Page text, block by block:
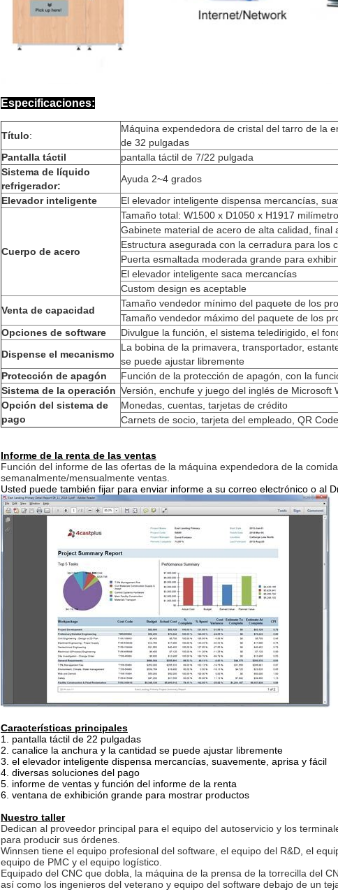
Especificaciones:
Título:
Máquina expendedora de cristal del tarro de la
de 32 pulgadas
Pantalla táctil
pantalla táctil de 7/22 pulgada
Sistema de líquido
refrigerador:
Ayuda 2~4 grados
Elevador inteligente
El elevador inteligente dispensa mercancías,
Cuerpo de acero
Tamaño total: W1500 x D1050 x H1917 milímetro
Gabinete material de acero de alta calidad,
Estructura asegurada con la cerradura para los
Puerta esmaltada moderada grande para
El elevador inteligente saca mercancías
Custom design es aceptable
Venta de capacidad
Tamaño vendedor mínimo del paquete de los
Tamaño vendedor máximo del paquete de los
Opciones de software
Divulgue la función, el sistema teledirigido, el
Dispense el mecanismo
La bobina de la primavera, transportador,
se puede ajustar libremente
Protección de apagón
Función de la protección de apagón, con la
Sistema de la operación Versión, enchufe y juego del inglés de Microsoft
Opción del sistema de
pago
Monedas, cuentas, tarjetas de crédito
Carnets de socio, tarjeta del empleado, QR
Informe de la renta de las ventas
Función del informe de las ofertas de la máquina expendedora de la
semanalmente/mensualmente ventas.
Usted puede también fijar para enviar informe a su correo electrónico o al
Características principales
1. pantalla táctil de 22 pulgadas
2. canalice la anchura y la cantidad se puede ajustar libremente
3. el elevador inteligente dispensa mercancías, suavemente, aprisa y fácil
4. diversas soluciones del pago
5. informe de ventas y función del informe de la renta
6. ventana de exhibición grande para mostrar productos
Nuestro taller
Dedican al proveedor principal para el equipo del autoservicio y los
para producir sus órdenes.
Winnsen tiene el equipo profesional del software, el equipo del R&D, el
equipo de PMC y el equipo logístico.
Equipado del CNC que dobla, la máquina de la prensa de la torrecilla del
así como los ingenieros del veterano y equipo del software debajo de un